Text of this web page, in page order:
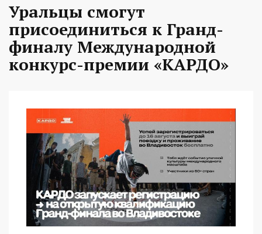
Уральцы смогут
присоединиться к Гранд-
финалу Международной
конкурс-премии «КАРДО»